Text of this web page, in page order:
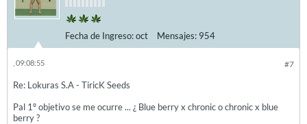
Fecha de Ingreso:oct Mensajes: 954
#7
, 09:08:55
Re: Lokuras S.A - TiricK Seeds
Pal 1º objetivo se me ocurre ... ¿ Blue berry x chronic o chronic x blue
berry ?